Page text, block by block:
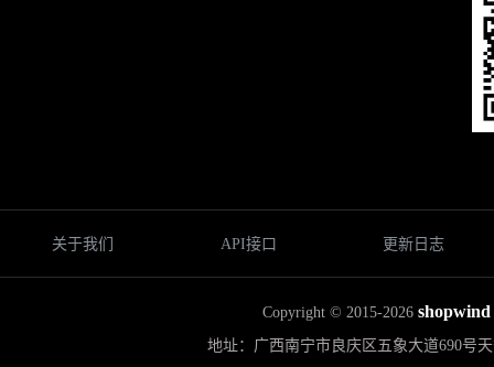
关于我们 API接口 更新日志
Copyright © 2015-2026 shopwind
地址：广西南宁市良庆区五象大道690号